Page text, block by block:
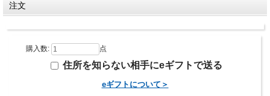
注文
購入数: 点
住所を知らない相手にeギフトで送る
eギフトについて＞